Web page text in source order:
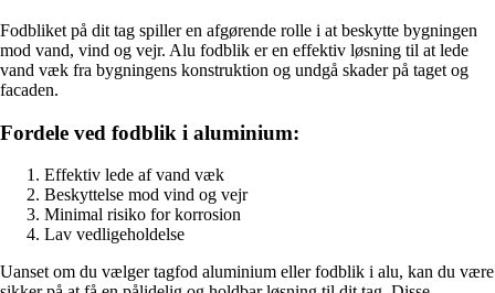
Fodbliket på dit tag spiller en afgørende rolle i at beskytte bygningen
mod vand, vind og vejr. Alu fodblik er en effektiv løsning til at lede
vand væk fra bygningens konstruktion og undgå skader på taget og
facaden.
Fordele ved fodblik i aluminium:
Effektiv lede af vand væk
Beskyttelse mod vind og vejr
Minimal risiko for korrosion
Lav vedligeholdelse
Uanset om du vælger tagfod aluminium eller fodblik i alu, kan du være